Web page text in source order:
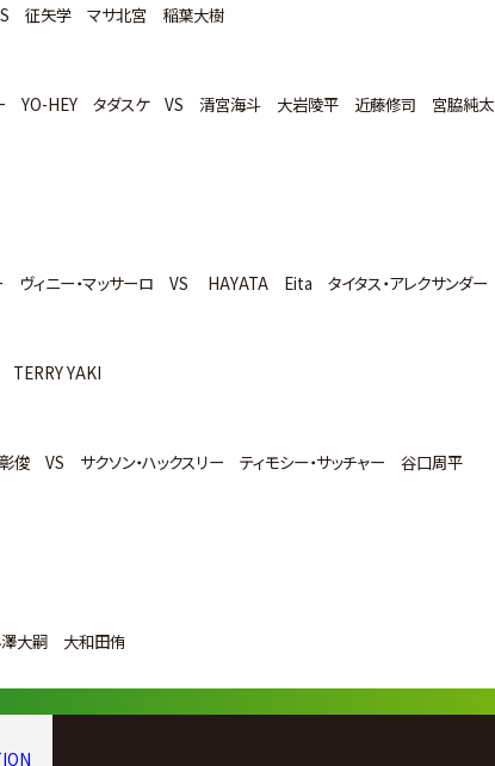
征矢学 マサ北宮 稲葉大樹
リー YO-HEY タダスケ VS 清宮海斗 大岩陵平 近藤修司 宮脇純太
ヴィニー・マッサーロ VS HAYATA Eita タイタス・アレクサンダー
TERRY YAKI
VS サクソン・ハックスリー ティモシー・サッチャー 谷口周平
大嗣 大和田侑